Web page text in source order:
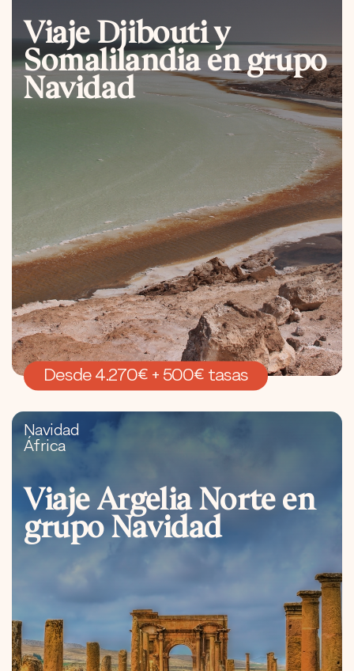
Viaje Djibouti y
Somalilandia en grupo
Navidad
Desde 4.270€ + 500€ tasas
Navidad
África
Viaje Argelia Norte en
grupo Navidad